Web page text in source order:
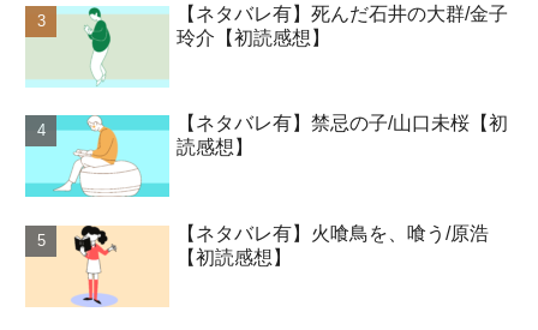
【ネタバレ有】死んだ石井の大群/金子
玲介【初読感想】
【ネタバレ有】禁忌の子/山口未桜【初
読感想】
【ネタバレ有】火喰鳥を、喰う/原浩
【初読感想】